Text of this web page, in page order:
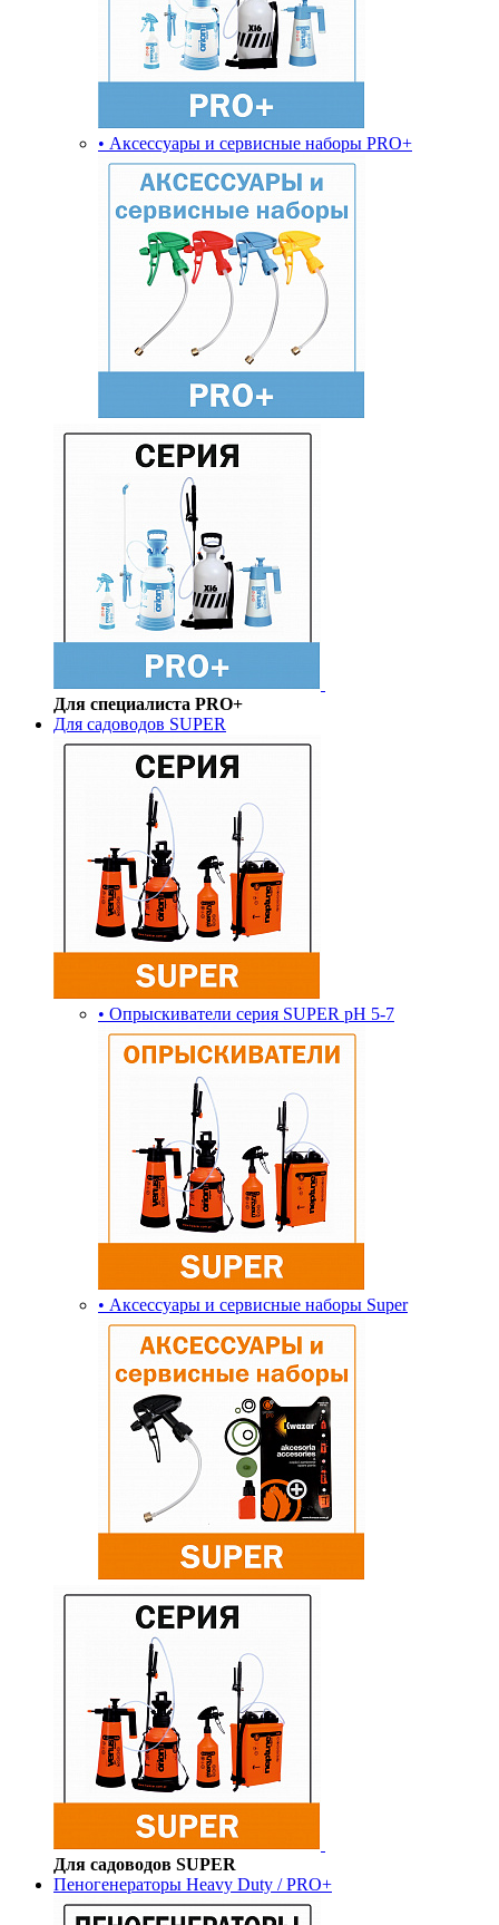
• Аксессуары и сервисные наборы PRO+
Для специалиста PRO+
Для садоводов SUPER
• Опрыскиватели серия SUPER pH 5-7
• Аксессуары и сервисные наборы Super
Для садоводов SUPER
Пеногенераторы Heavy Duty / PRO+